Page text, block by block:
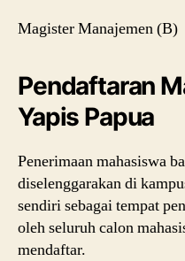
Magister Manajemen (B)
Pendaftaran
Yapis Papua
Penerimaan mahasiswa
diselenggarakan di
sendiri sebagai tempat
oleh seluruh calon
mendaftar.